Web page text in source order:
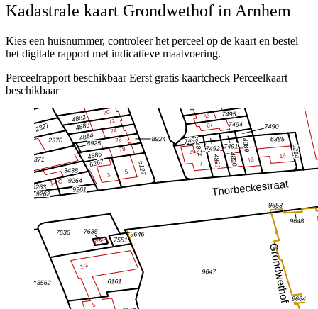
Kadastrale kaart Grondwethof in Arnhem
Kies een huisnummer, controleer het perceel op de kaart en bestel
het digitale rapport met indicatieve maatvoering.
Perceelrapport beschikbaar Eerst gratis kaartcheck Perceelkaart
beschikbaar